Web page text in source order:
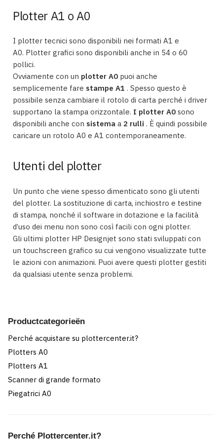
Plotter A1 o A0
I plotter tecnici sono disponibili nei formati A1 e
A0. Plotter grafici sono disponibili anche in 54 o 60
pollici.
Ovviamente con un plotter A0 puoi anche
semplicemente fare stampe A1 . Spesso questo è
possibile senza cambiare il rotolo di carta perché i driver
supportano la stampa orizzontale. I plotter A0 sono
disponibili anche con sistema a 2 rulli . È quindi possibile
caricare un rotolo A0 e A1 contemporaneamente.
Utenti del plotter
Un punto che viene spesso dimenticato sono gli utenti
del plotter. La sostituzione di carta, inchiostro e testine
di stampa, nonché il software in dotazione e la facilità
d’uso dei menu non sono così facili con ogni plotter.
Gli ultimi plotter HP Designjet sono stati sviluppati con
un touchscreen grafico su cui vengono visualizzate tutte
le azioni con animazioni. Puoi avere questi plotter gestiti
da qualsiasi utente senza problemi.
Productcategorieën
Perché acquistare su plottercenter.it?
Plotters A0
Plotters A1
Scanner di grande formato
Piegatrici A0
Perché Plottercenter.it?